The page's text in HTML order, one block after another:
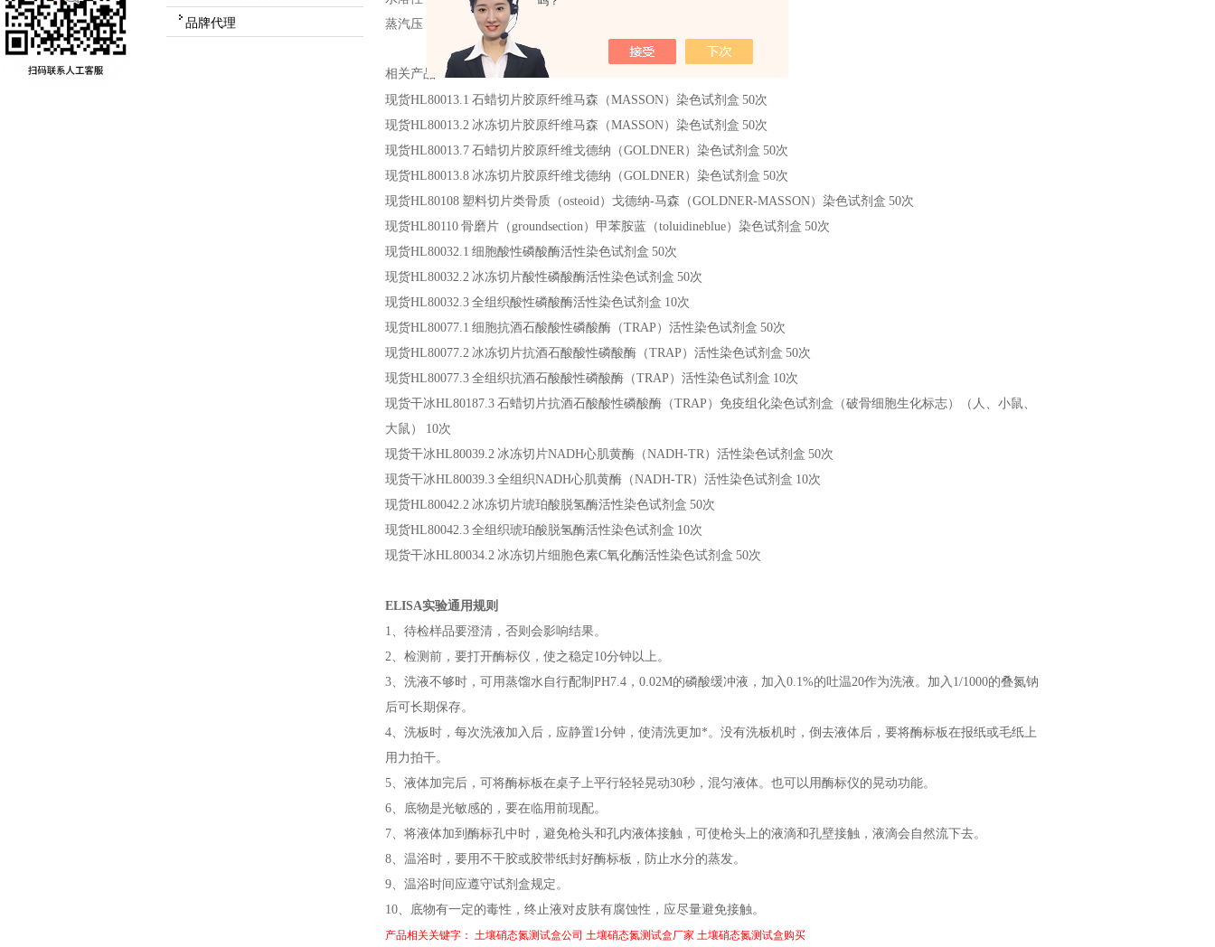
品牌代理
蒸汽压：
2.43E-28mmHg at 25°C
相关产品 ：
现货HL80013.1 石蜡切片胶原纤维马森（MASSON）染色试剂盒 50次
现货HL80013.2 冰冻切片胶原纤维马森（MASSON）染色试剂盒 50次
现货HL80013.7 石蜡切片胶原纤维戈德纳（GOLDNER）染色试剂盒 50次
现货HL80013.8 冰冻切片胶原纤维戈德纳（GOLDNER）染色试剂盒 50次
现货HL80108 塑料切片类骨质（osteoid）戈德纳-马森（GOLDNER-MASSON）染色试剂盒 50次
现货HL80110 骨磨片（groundsection）甲苯胺蓝（toluidineblue）染色试剂盒 50次
现货HL80032.1 细胞酸性磷酸酶活性染色试剂盒 50次
现货HL80032.2 冰冻切片酸性磷酸酶活性染色试剂盒 50次
现货HL80032.3 全组织酸性磷酸酶活性染色试剂盒 10次
现货HL80077.1 细胞抗酒石酸酸性磷酸酶（TRAP）活性染色试剂盒 50次
现货HL80077.2 冰冻切片抗酒石酸酸性磷酸酶（TRAP）活性染色试剂盒 50次
现货HL80077.3 全组织抗酒石酸酸性磷酸酶（TRAP）活性染色试剂盒 10次
现货干冰HL80187.3 石蜡切片抗酒石酸酸性磷酸酶（TRAP）免疫组化染色试剂盒（破骨细胞生化标志）（人、小鼠、
大鼠）
10次
现货干冰HL80039.2 冰冻切片NADH心肌黄酶（NADH-TR）活性染色试剂盒 50次
现货干冰HL80039.3 全组织NADH心肌黄酶（NADH-TR）活性染色试剂盒 10次
现货HL80042.2 冰冻切片琥珀酸脱氢酶活性染色试剂盒 50次
现货HL80042.3 全组织琥珀酸脱氢酶活性染色试剂盒 10次
现货干冰HL80034.2 冰冻切片细胞色素C氧化酶活性染色试剂盒 50次
ELISA实验通用规则
1、待检样品要澄清，否则会影响结果。
2、检测前，要打开酶标仪，使之稳定10分钟以上。
3、洗液不够时，可用蒸馏水自行配制PH7.4，0.02M的磷酸缓冲液，加入0.1%的吐温20作为洗液。加入1/1000的叠氮钠
后可长期保存。
4、洗板时，每次洗液加入后，应静置1分钟，使清洗更加*。没有洗板机时，倒去液体后，要将酶标板在报纸或毛纸上
用力拍干。
5、液体加完后，可将酶标板在桌子上平行轻轻晃动30秒，混匀液体。也可以用酶标仪的晃动功能。
6、底物是光敏感的，要在临用前现配。
7、将液体加到酶标孔中时，避免枪头和孔内液体接触，可使枪头上的液滴和孔壁接触，液滴会自然流下去。
8、温浴时，要用不干胶或胶带纸封好酶标板，防止水分的蒸发。
9、温浴时间应遵守试剂盒规定。
10、底物有一定的毒性，终止液对皮肤有腐蚀性，应尽量避免接触。
产品相关关键字： 土壤硝态氮测试盒公司 土壤硝态氮测试盒厂家 土壤硝态氮测试盒购买